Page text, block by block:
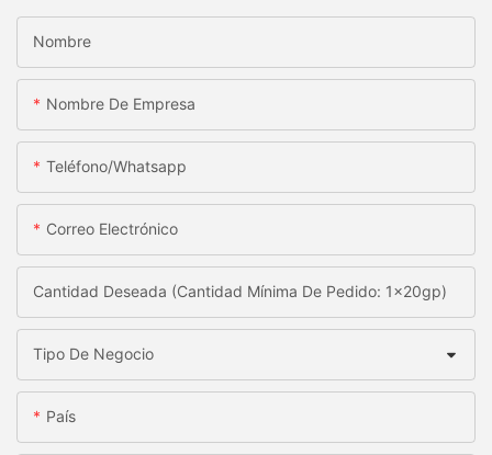
Nombre
Nombre De Empresa
Teléfono/whatsapp
Correo Electrónico
Cantidad Deseada (Cantidad Mínima De Pedido: 1x20gp)
Tipo De Negocio
País